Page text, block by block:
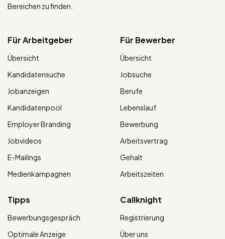
Bereichen zu finden.
Für Arbeitgeber
Übersicht
Kandidatensuche
Jobanzeigen
Kandidatenpool
Employer Branding
Jobvideos
E-Mailings
Medienkampagnen
Für Bewerber
Übersicht
Jobsuche
Berufe
Lebenslauf
Bewerbung
Arbeitsvertrag
Gehalt
Arbeitszeiten
Tipps
Bewerbungsgespräch
Optimale Anzeige
Callknight
Registrierung
Über uns